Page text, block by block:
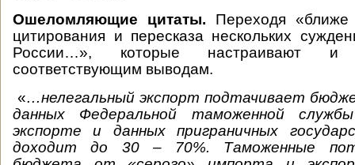
Ошеломляющие цитаты. Переходя
цитирования и пересказа нескольких
России…», которые настраивают
соответствующим выводам.
«…нелегальный экспорт подтачивает
данных Федеральной таможенной
экспорте и данных приграничных
доходит до 30 – 70%. Таможенные